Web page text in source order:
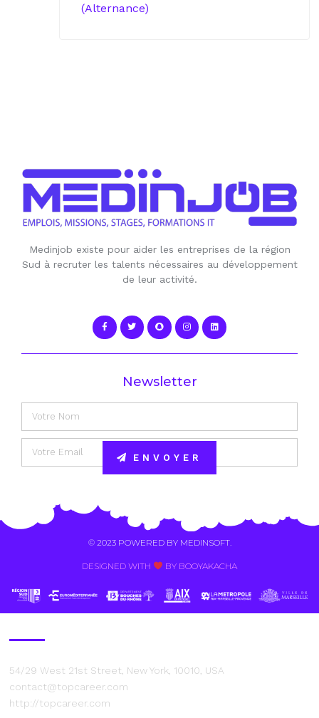
(Alternance)
Medinjob existe pour aider les entreprises de la région
Sud à recruter les talents nécessaires au développement
de leur activité.
Newsletter
ENVOYER
© 2023 POWERED BY MEDINSOFT.
DESIGNED WITH BY BOOYAKACHA​
54/29 West 21st Street, New York, 10010, USA
contact@topcareer.com
http://topcareer.com